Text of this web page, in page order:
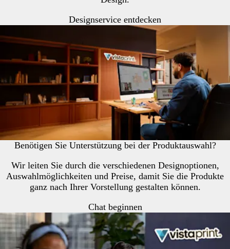
Designservice entdecken
Benötigen Sie Unterstützung bei der Produktauswahl?
Wir leiten Sie durch die verschiedenen Designoptionen,
Auswahlmöglichkeiten und Preise, damit Sie die Produkte
ganz nach Ihrer Vorstellung gestalten können.
Chat beginnen